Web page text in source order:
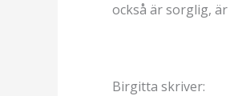
också är sorglig,
Birgitta skriver: